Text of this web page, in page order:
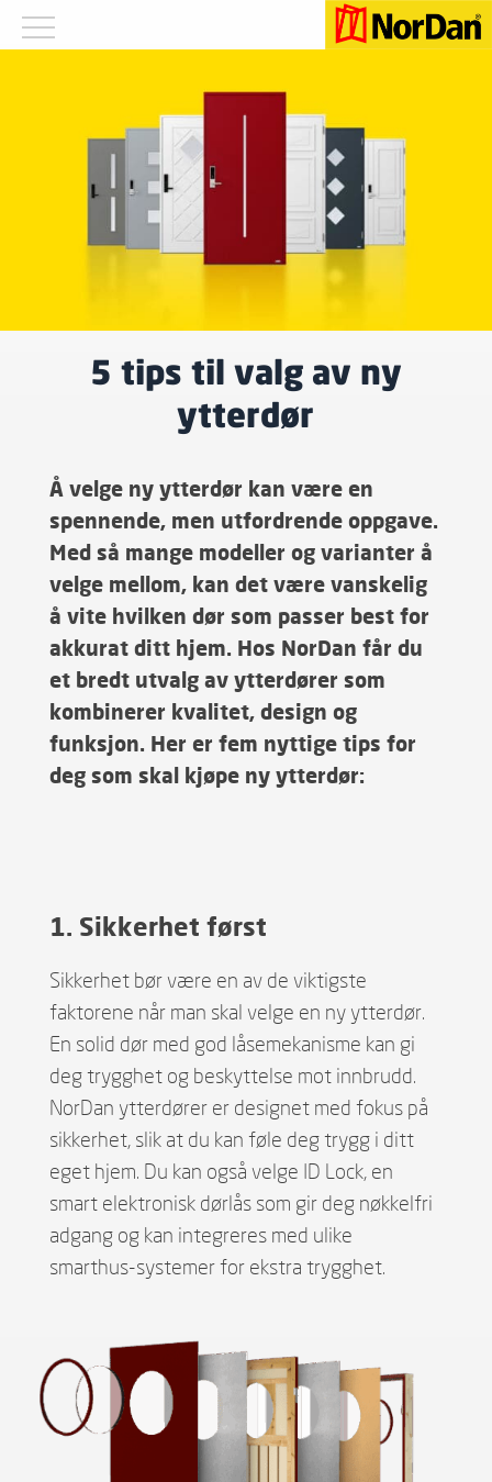
5 tips til valg av ny
ytterdør
Å velge ny ytterdør kan være en
spennende, men utfordrende oppgave.
Med så mange modeller og varianter å
velge mellom, kan det være vanskelig
å vite hvilken dør som passer best for
akkurat ditt hjem. Hos NorDan får du
et bredt utvalg av ytterdører som
kombinerer kvalitet, design og
funksjon. Her er fem nyttige tips for
deg som skal kjøpe ny ytterdør:
1. Sikkerhet først
Sikkerhet bør være en av de viktigste
faktorene når man skal velge en ny ytterdør.
En solid dør med god låsemekanisme kan gi
deg trygghet og beskyttelse mot innbrudd.
NorDan ytterdører er designet med fokus på
sikkerhet, slik at du kan føle deg trygg i ditt
eget hjem. Du kan også velge ID Lock, en
smart elektronisk dørlås som gir deg nøkkelfri
adgang og kan integreres med ulike
smarthus-systemer for ekstra trygghet.